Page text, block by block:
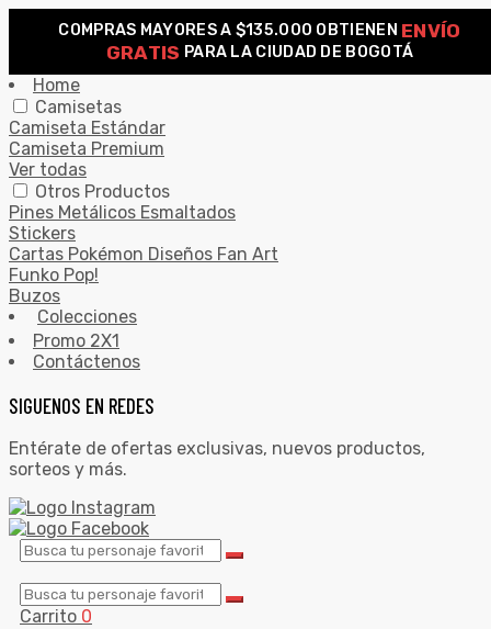
COMPRAS MAYORES A $135.000 OBTIENEN ENVÍO
GRATIS PARA LA CIUDAD DE BOGOTÁ
SEARCH
Home
Camisetas
Camiseta Estándar
Camiseta Premium
Ver todas
Otros Productos
Pines Metálicos Esmaltados
Stickers
Cartas Pokémon Diseños Fan Art
Funko Pop!
Buzos
Colecciones
Promo 2X1
Contáctenos
SIGUENOS EN REDES
Entérate de ofertas exclusivas, nuevos productos,
sorteos y más.
Carrito 0